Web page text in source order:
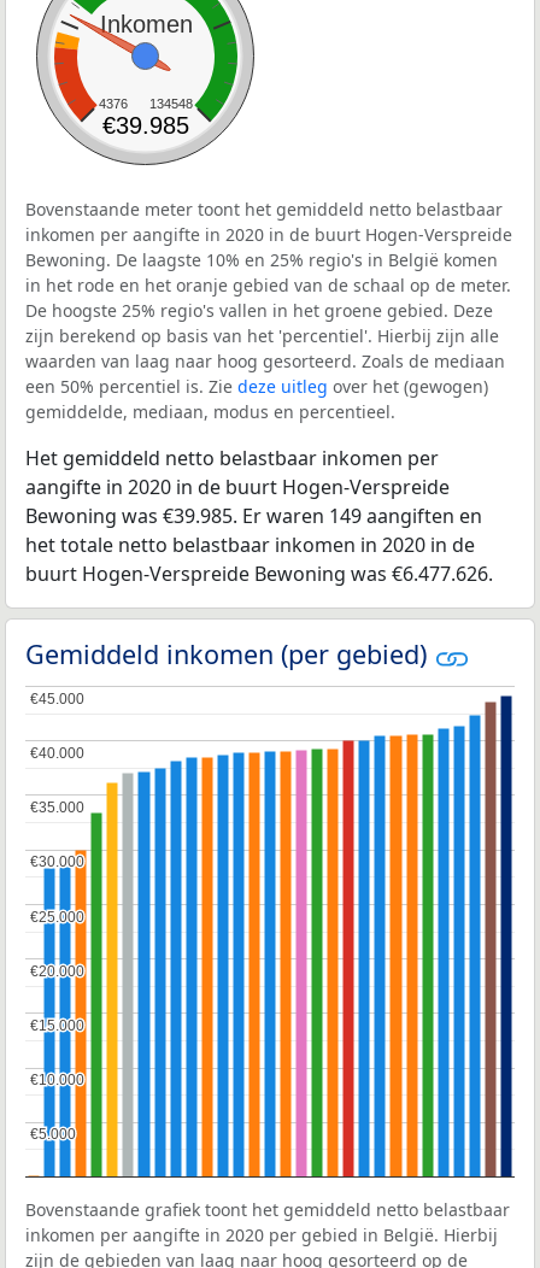
Inkomen
4376 134548
€39.985
Bovenstaande meter toont het gemiddeld netto belastbaar
inkomen per aangifte in 2020 in de buurt Hogen-Verspreide
Bewoning. De laagste 10% en 25% regio's in België komen
in het rode en het oranje gebied van de schaal op de meter.
De hoogste 25% regio's vallen in het groene gebied. Deze
zijn berekend op basis van het 'percentiel'. Hierbij zijn alle
waarden van laag naar hoog gesorteerd. Zoals de mediaan
een 50% percentiel is. Zie deze uitleg over het (gewogen)
gemiddelde, mediaan, modus en percentieel.
Het gemiddeld netto belastbaar inkomen per
aangifte in 2020 in de buurt Hogen-Verspreide
Bewoning was €39.985. Er waren 149 aangiften en
het totale netto belastbaar inkomen in 2020 in de
buurt Hogen-Verspreide Bewoning was €6.477.626.
Gemiddeld inkomen (per gebied)
€5.000
€5.000
€10.000
€10.000
€15.000
€15.000
€20.000
€20.000
€25.000
€25.000
€30.000
€30.000
€35.000
€35.000
€40.000
€40.000
€45.000
€45.000
Bovenstaande grafiek toont het gemiddeld netto belastbaar
inkomen per aangifte in 2020 per gebied in België. Hierbij
zijn de gebieden van laag naar hoog gesorteerd op de